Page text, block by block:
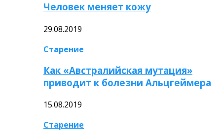
Человек меняет кожу
29.08.2019
Старение
Как «Австралийская мутация»
приводит к болезни Альцгеймера
15.08.2019
Старение